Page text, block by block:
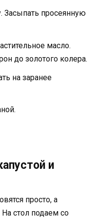
Засыпать просеянную
масло.
до золотого колера.
на заранее
и
просто, а
стол подаем со